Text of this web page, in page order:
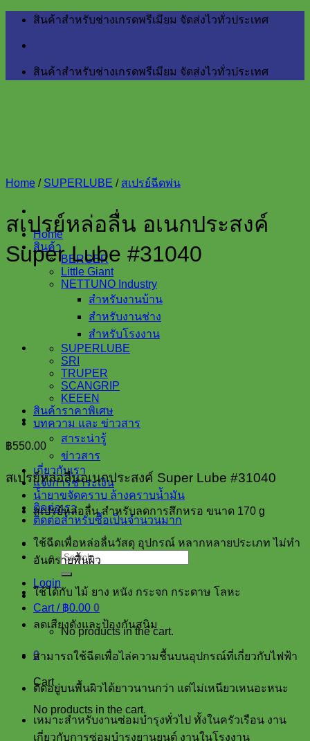
Skip
สินค้าสำหรับช่างเกรดพรีเมียม จัดส่งไวทั่วประเทศ
สินค้าสำหรับช่างเกรดพรีเมียม จัดส่งไวทั่วประเทศ
Home
สินค้า
BERGER
Little Giant
NETTUNO Industry
สำหรับงานบ้าน
สำหรับงานช่าง
สำหรับโรงงาน
SUPERLUBE
SRI
TRUPER
SCANGRIP
KEEEN
สินค้าราคาพิเศษ
บทความ และ ข่าวสาร
สาระน่ารู้
ข่าวสาร
เกี่ยวกับเรา
แจ้งการชำระเงิน
น้ำยาขจัดคราบ ล้างคราบน้ำมัน
ติดต่อเรา
ติดต่อสำหรับซื้อเป็นจำนวนมาก
Search
for:
Login
Cart / ฿0.00 0
No products in the cart.
0
Cart
No products in the cart.
Home / SUPERLUBE / สเปรย์ฉีดพ่น
สเปรย์หล่อลื่น อเนกประสงค์
Super Lube #31040
฿550.00
สเปรย์หล่อลื่นอเนกประสงค์ Super Lube #31040
สเปรย์หล่อลื่น สำหรับลดการสึกหรอ ขนาด 170 g
ใช้ฉีดเพื่อหล่อลื่นวัสดุ อุปกรณ์ หลากหลายประเภท ไม่ทำ
อันตรายพื้นผิว
ใช้ได้กับ ไม้ ยาง หนัง กระจก กระดาษ โลหะ
ลดเสียงดังและป้องกันสนิม
สามารถใช้ฉีดเพื่อไล่ความชื้นบนอุปกรณ์ที่เกี่ยวกับไฟฟ้า
ติดอยู่บนพื้นผิวได้ยาวนานกว่า แต่ไม่เหนียวเหนอะหนะ
เหมาะสำหรับงานซ่อมบำรุงทั่วไป ทั้งในครัวเรือน งาน
เกี่ยวกับการซ่อมบำรุงยานยนต์ งานในโรงงาน